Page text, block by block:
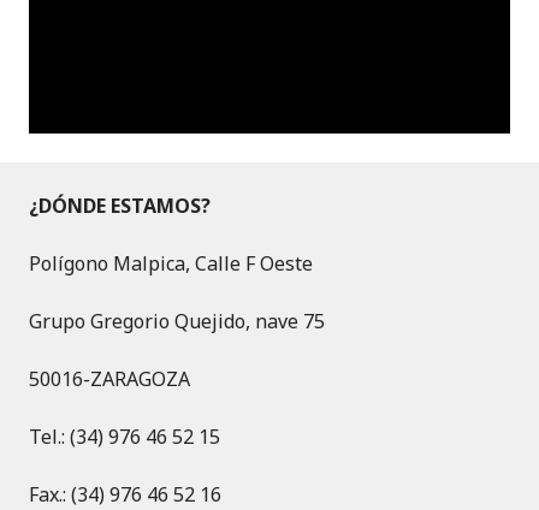
¿DÓNDE ESTAMOS?
Polígono Malpica, Calle F Oeste
Grupo Gregorio Quejido, nave 75
50016-ZARAGOZA
Tel.: (34) 976 46 52 15
Fax.: (34) 976 46 52 16